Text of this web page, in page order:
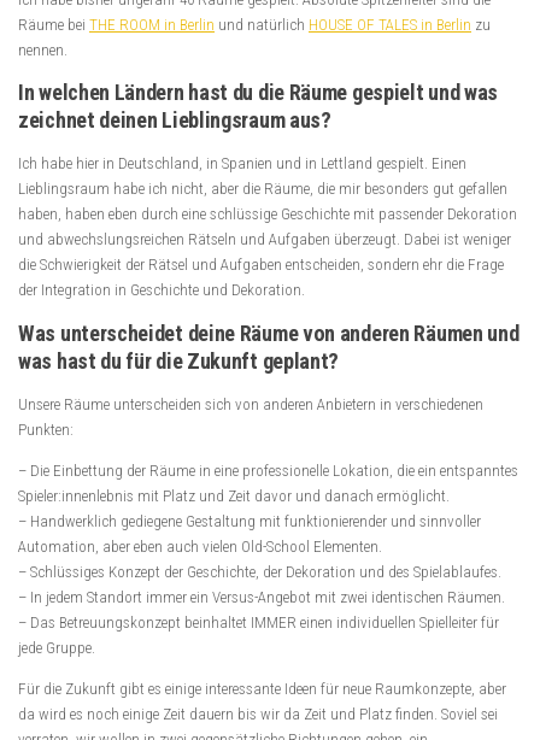
Räume bei THE ROOM in Berlin und natürlich HOUSE OF TALES in Berlin zu
nennen.
In welchen Ländern hast du die Räume gespielt und was
zeichnet deinen Lieblingsraum aus?
Ich habe hier in Deutschland, in Spanien und in Lettland gespielt. Einen
Lieblingsraum habe ich nicht, aber die Räume, die mir besonders gut gefallen
haben, haben eben durch eine schlüssige Geschichte mit passender Dekoration
und abwechslungsreichen Rätseln und Aufgaben überzeugt. Dabei ist weniger
die Schwierigkeit der Rätsel und Aufgaben entscheiden, sondern ehr die Frage
der Integration in Geschichte und Dekoration.
Was unterscheidet deine Räume von anderen Räumen und
was hast du für die Zukunft geplant?
Unsere Räume unterscheiden sich von anderen Anbietern in verschiedenen
Punkten:
– Die Einbettung der Räume in eine professionelle Lokation, die ein entspanntes
Spieler:innenlebnis mit Platz und Zeit davor und danach ermöglicht.
– Handwerklich gediegene Gestaltung mit funktionierender und sinnvoller
Automation, aber eben auch vielen Old-School Elementen.
– Schlüssiges Konzept der Geschichte, der Dekoration und des Spielablaufes.
– In jedem Standort immer ein Versus-Angebot mit zwei identischen Räumen.
– Das Betreuungskonzept beinhaltet IMMER einen individuellen Spielleiter für
jede Gruppe.
Für die Zukunft gibt es einige interessante Ideen für neue Raumkonzepte, aber
da wird es noch einige Zeit dauern bis wir da Zeit und Platz finden. Soviel sei